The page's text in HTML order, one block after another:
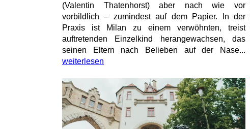
(Valentin Thatenhorst) aber nach wie vor
vorbildlich – zumindest auf dem Papier. In der
Praxis ist Milan zu einem verwöhnten, treist
auftretenden Einzelkind herangewachsen, das
seinen Eltern nach Belieben auf der Nase...
weiterlesen